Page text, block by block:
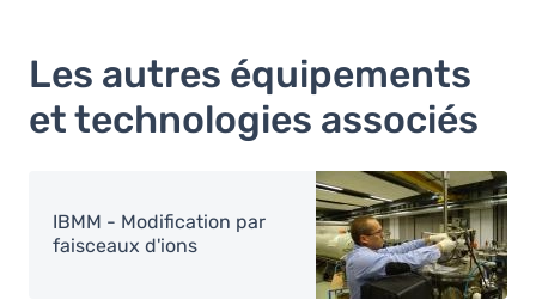
Les autres équipements
et technologies associés
Image
IBMM - Modification par
faisceaux d'ions